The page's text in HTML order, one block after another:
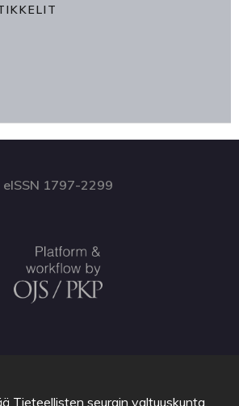
eISSN 1797-2299
Tieteellisten seurain valtuuskunta